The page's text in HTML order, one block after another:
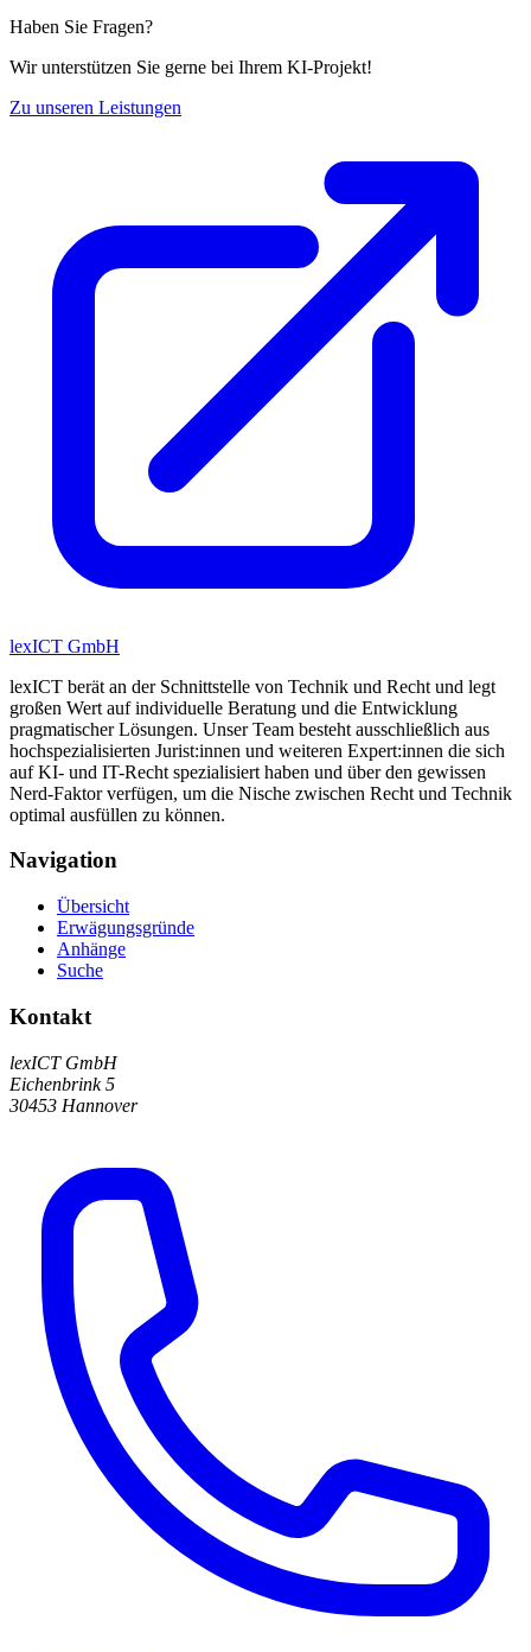
Haben Sie Fragen?
Wir unterstützen Sie gerne bei Ihrem KI-Projekt!
Zu unseren Leistungen
lexICT GmbH
lexICT berät an der Schnittstelle von Technik und Recht und legt
großen Wert auf individuelle Beratung und die Entwicklung
pragmatischer Lösungen. Unser Team besteht ausschließlich aus
hochspezialisierten Jurist:innen und weiteren Expert:innen die sich
auf KI- und IT-Recht spezialisiert haben und über den gewissen
Nerd-Faktor verfügen, um die Nische zwischen Recht und Technik
optimal ausfüllen zu können.
Navigation
Übersicht
Erwägungsgründe
Anhänge
Suche
Kontakt
lexICT GmbH
Eichenbrink 5
30453 Hannover